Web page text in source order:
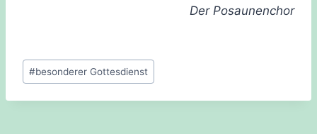
Der Posaunenchor
Schlagworte:
#besonderer Gottesdienst